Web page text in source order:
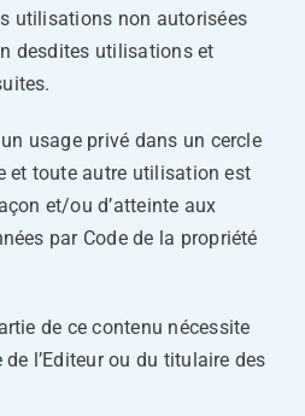
utilisations non autorisées
desdites utilisations et
usage privé dans un cercle
et toute autre utilisation est
et/ou d’atteinte aux
par Code de la propriété
de ce contenu nécessite
l’Editeur ou du titulaire des